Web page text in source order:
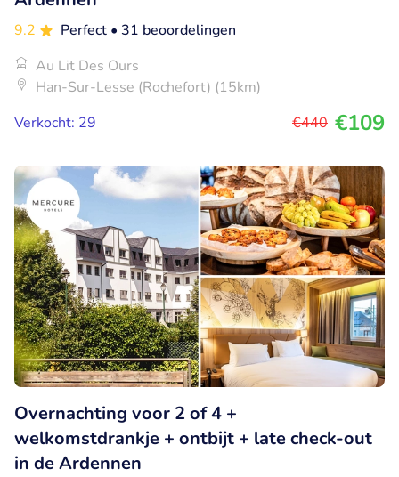
9.2 Perfect • 31 beoordelingen
Au Lit Des Ours
Han-Sur-Lesse (Rochefort) (15km)
Verkocht: 29
€440 €109
Overnachting voor 2 of 4 +
welkomstdrankje + ontbijt + late check-out
in de Ardennen